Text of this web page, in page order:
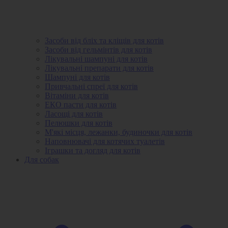
Засоби від бліх та кліщів для котів
Засоби від гельмінтів для котів
Лікувальні шампуні для котів
Лікувальні препарати для котів
Шампуні для котів
Привчальні спреї для котів
Вітаміни для котів
ЕКО пасти для котів
Ласощі для котів
Пелюшки для котів
М'які місця, лежанки, будиночки для котів
Наповнювачі для котячих туалетів
Іграшки та догляд для котів
Для собак